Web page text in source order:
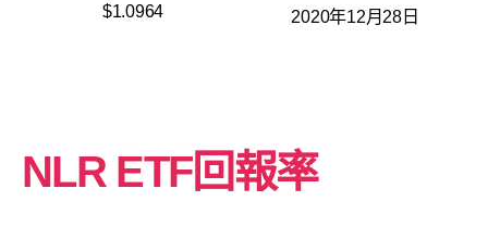
$1.0964 2020年12月28日
NLR ETF回報率